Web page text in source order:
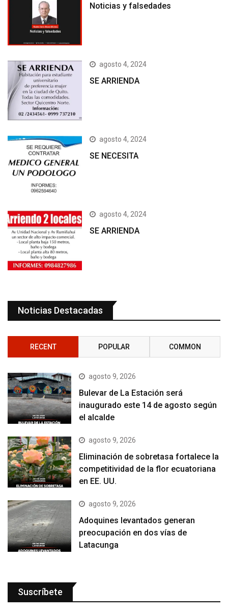
Noticias y falsedades
agosto 4, 2024
SE ARRIENDA
agosto 4, 2024
SE NECESITA
agosto 4, 2024
SE ARRIENDA
Noticias Destacadas
RECENT POPULAR COMMON
agosto 9, 2026
Bulevar de La Estación será
inaugurado este 14 de agosto según
el alcalde
agosto 9, 2026
Eliminación de sobretasa fortalece la
competitividad de la flor ecuatoriana
en EE. UU.
agosto 9, 2026
Adoquines levantados generan
preocupación en dos vías de
Latacunga
Suscríbete